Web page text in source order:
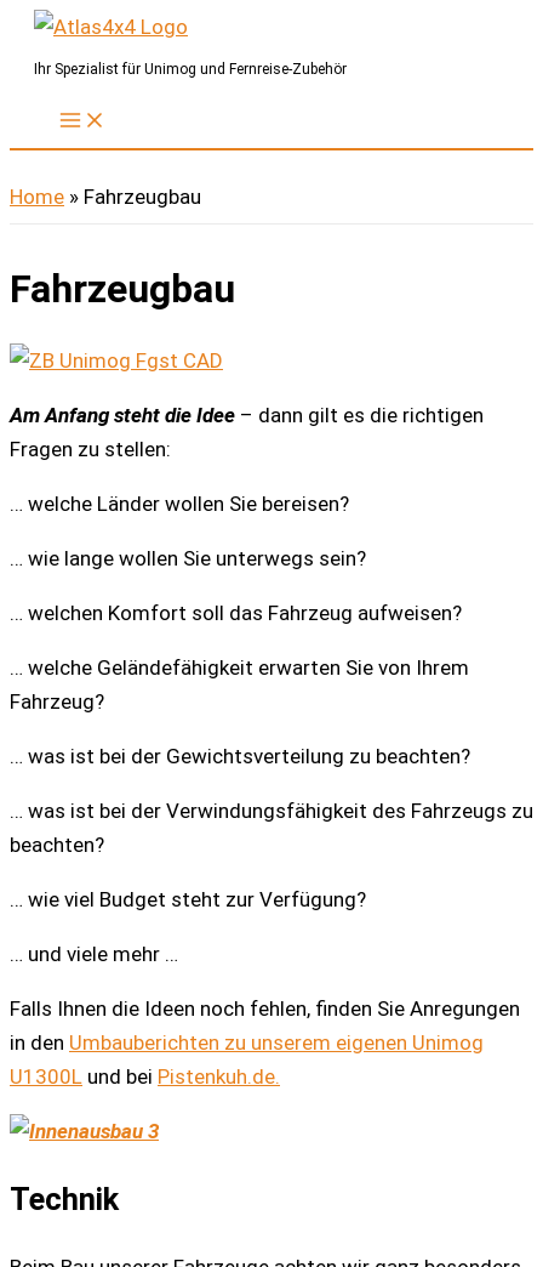
Zum
InhaltIhr Spezialist für Unimog und Fernreise-Zubehör
Home » Fahrzeugbau
Fahrzeugbau
Am Anfang steht die Idee – dann gilt es die richtigen
Fragen zu stellen:
… welche Länder wollen Sie bereisen?
… wie lange wollen Sie unterwegs sein?
… welchen Komfort soll das Fahrzeug aufweisen?
… welche Geländefähigkeit erwarten Sie von Ihrem
Fahrzeug?
… was ist bei der Gewichtsverteilung zu beachten?
… was ist bei der Verwindungsfähigkeit des Fahrzeugs zu
beachten?
… wie viel Budget steht zur Verfügung?
… und viele mehr …
Falls Ihnen die Ideen noch fehlen, finden Sie Anregungen
in den Umbauberichten zu unserem eigenen Unimog
U1300L und bei Pistenkuh.de.
Technik